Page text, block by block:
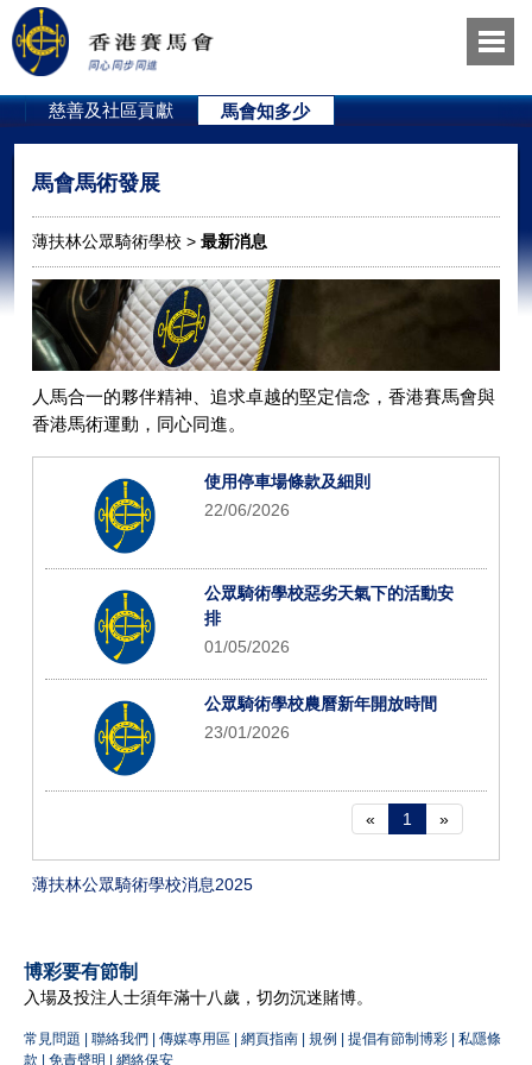
慈善及社區貢獻 馬會知多少
馬會馬術發展
薄扶林公眾騎術學校 >最新消息
人馬合一的夥伴精神、追求卓越的堅定信念，香港賽馬會與
香港馬術運動，同心同進。
使用停車場條款及細則
22/06/2026
公眾騎術學校惡劣天氣下的活動安
排
01/05/2026
公眾騎術學校農曆新年開放時間
23/01/2026
« 1 »
薄扶林公眾騎術學校消息2025
博彩要有節制
入場及投注人士須年滿十八歲，切勿沉迷賭博。
常見問題 聯絡我們 傳媒專用區 網頁指南 規例 提倡有節制博彩
私隱條
款
免責聲明 網絡保安